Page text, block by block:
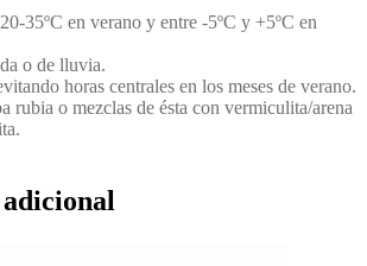
35ºC en verano y entre -5ºC y +5ºC en
o de lluvia.
horas centrales en los meses de verano.
rubia o mezclas de ésta con vermiculita/arena